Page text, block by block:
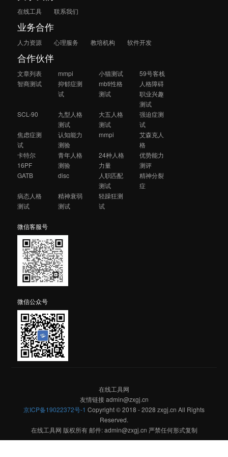
在线工具 联系我们
业务合作
人力资源 心理服务 教培机构 软件开发
合作伙伴
文章列表 mmpi 小猫测试
59号客栈
智商测试
抑郁症测
试
mbti性格
测试
人格障碍
职业兴趣
测试
SCL-90
九型人格
测试
大五人格
测试
强迫症测
试
焦虑症测
试
认知能力
测验
mmpi
艾森克人
格
卡特尔
16PF
青年人格
测验
24种人格
力量
优势能力
测评
GATB
disc
人职匹配
测试
精神分裂
症
病态人格
测试
精神衰弱
测试
轻躁狂测
试
微信客服号
微信公众号
在线工具网
友情链接 admin@zxgj.cn
京ICP备19022372号-1 Copyright © 2018 - 2028 zxgj.cn All Rights
Reserved.
在线工具网 版权所有 邮件: admin@zxgj.cn 严禁任何形式复制